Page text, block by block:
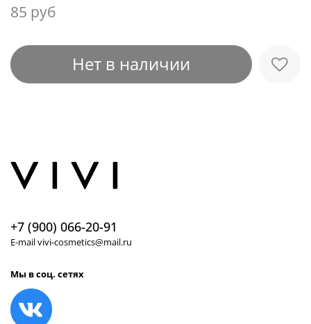
85 руб
Нет в наличии
+7 (900) 066-20-91
E-mail vivi-cosmetics@mail.ru
Мы в соц. сетях